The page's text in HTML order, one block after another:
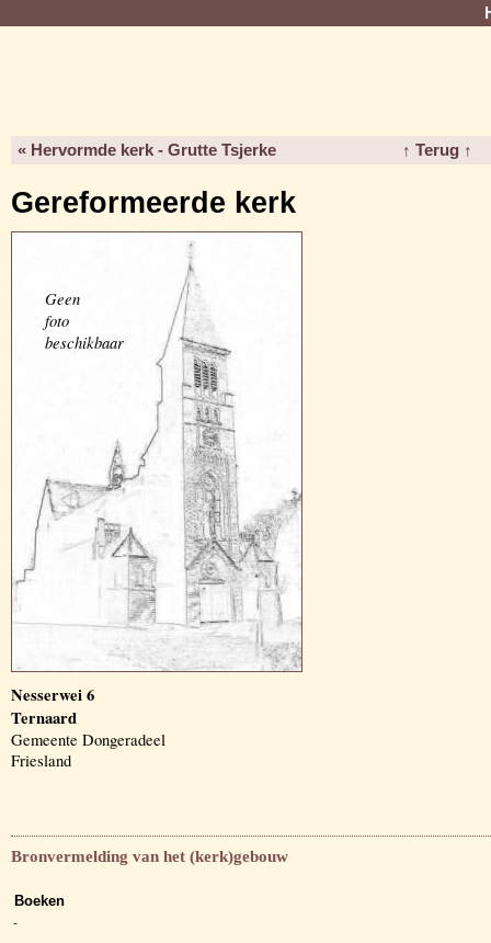
« Hervormde kerk - Grutte Tsjerke ↑ Terug ↑
Gereformeerde kerk
Geen
foto
beschikbaar
Nesserwei 6
Ternaard
Gemeente Dongeradeel
Friesland
Bronvermelding van het (kerk)gebouw
Boeken
-